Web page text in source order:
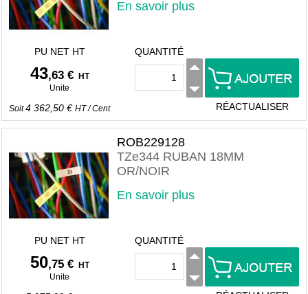
En savoir plus
PU NET HT
43,63 €
HT
Unite
Soit4 362,50 € HT/Cent
QUANTITÉ
RÉACTUALISER
ROB229128
TZe344 RUBAN 18MM
OR/NOIR
En savoir plus
PU NET HT
50,75 €
HT
Unite
QUANTITÉ